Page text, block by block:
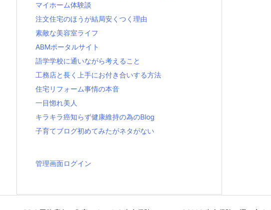
マイホーム体験談
注文住宅のほうが結局安くつく理由
素敵な美容室ライフ
ABMポータルサイト
語学学校に通いながら考えること
工務店と長く上手にお付き合いする方法
住宅リフォーム事情の本音
一目惚れ美人
キラキラ癌知らず健康維持の為のBlog
子育てブログ初めてみたがネタがない
管理画面ログイン